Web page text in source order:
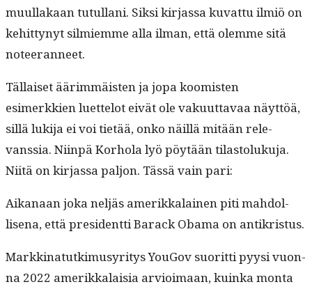
muul­lakaan tutul­lani. Sik­si kir­jas­sa kuvat­tu ilmiö on
kehit­tynyt silmiemme alla ilman, että olemme sitä
noteeranneet.
Täl­laiset äärim­mäis­ten ja jopa koomis­ten
esimerkkien luet­telot eivät ole vaku­ut­tavaa näyt­töä,
sil­lä luk­i­ja ei voi tietää, onko näil­lä mitään rel­e­
vanssia. Niin­pä Korho­la lyö pöytään tilas­toluku­ja.
Niitä on kir­jas­sa paljon. Tässä vain pari:
Aikanaan joka neljäs amerikkalainen piti mah­dol­
lise­na, että pres­i­dent­ti Barack Oba­ma on antikristus.
Markki­natutkimusyri­tys YouGov suorit­ti pyysi vuon­
na 2022 amerikkalaisia arvioimaan, kuin­ka mon­ta